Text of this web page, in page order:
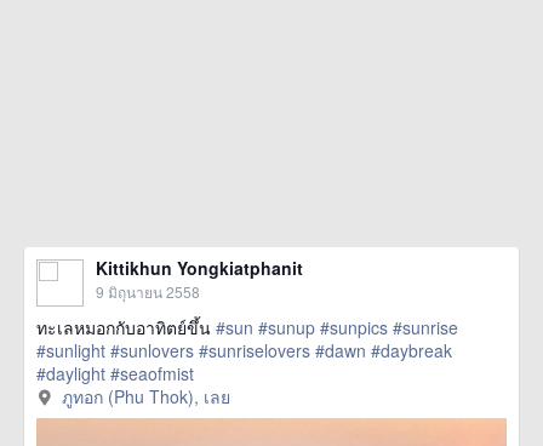
Kittikhun Yongkiatphanit
9 มิถุนายน 2558
ทะเลหมอกกับอาทิตย์ขึ้น #sun #sunup #sunpics #sunrise
#sunlight #sunlovers #sunriselovers #dawn #daybreak
#daylight #seaofmist
href=https://m.thetrippacker.com/th/image/ภู
ทอกPhuThok/157209> more
ภูทอก (Phu Thok), เลย